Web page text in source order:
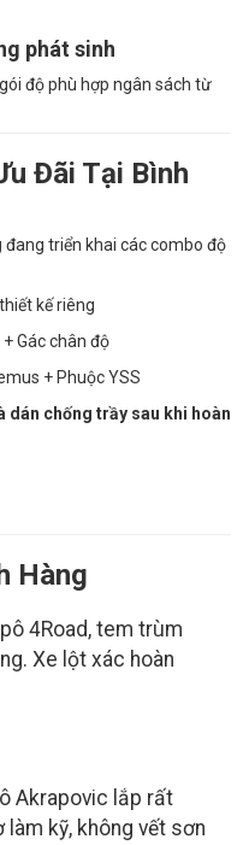
phát sinh
độ phù hợp ngân sách từ
Đãi Tại Bình
đang triển khai các combo độ
kế riêng
Gác chân độ
+ Phuộc YSS
dán chống trầy sau khi hoàn
Hàng
4Road, tem trùm
Xe lột xác hoàn
Akrapovic lắp rất
làm kỹ, không vết sơn